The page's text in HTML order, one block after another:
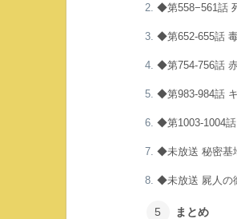
◆第558−561話
◆第652-655話
◆第754-756話
◆第983-984話
◆第1003-1004話
◆未放送 秘密基
◆未放送 屍人の
まとめ